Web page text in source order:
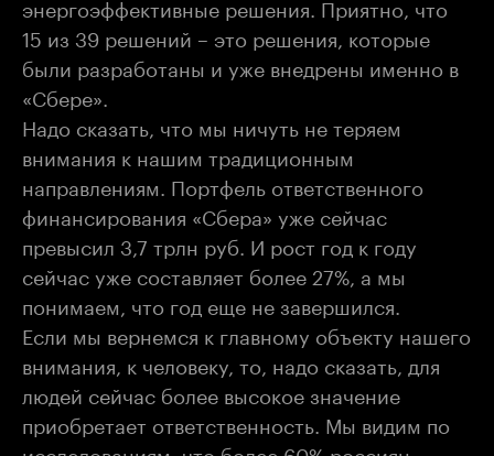
энергоэффективные решения. Приятно, что
15 из 39 решений – это решения, которые
были разработаны и уже внедрены именно в
«Сбере».
Надо сказать, что мы ничуть не теряем
внимания к нашим традиционным
направлениям. Портфель ответственного
финансирования «Сбера» уже сейчас
превысил 3,7 трлн руб. И рост год к году
сейчас уже составляет более 27%, а мы
понимаем, что год еще не завершился.
Если мы вернемся к главному объекту нашего
внимания, к человеку, то, надо сказать, для
людей сейчас более высокое значение
приобретает ответственность. Мы видим по